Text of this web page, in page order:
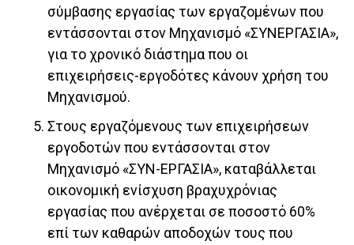
σύμβασης εργασίας των εργαζομένων που
εντάσσονται στον Μηχανισμό «ΣΥΝΕΡΓΑΣΙΑ»,
για το χρονικό διάστημα που οι
επιχειρήσεις-εργοδότες κάνουν χρήση του
Μηχανισμού.
Στους εργαζόμενους των επιχειρήσεων
εργοδοτών που εντάσσονται στον
Μηχανισμό «ΣΥΝ-ΕΡΓΑΣΙΑ», καταβάλλεται
οικονομική ενίσχυση βραχυχρόνιας
εργασίας που ανέρχεται σε ποσοστό 60%
επί των καθαρών αποδοχών τους που